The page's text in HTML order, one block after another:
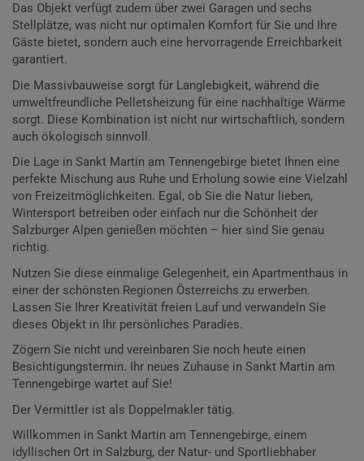
Das Objekt verfügt zudem über zwei Garagen und sechs
Stellplätze, was nicht nur optimalen Komfort für Sie und Ihre
Gäste bietet, sondern auch eine hervorragende Erreichbarkeit
garantiert.
Die Massivbauweise sorgt für Langlebigkeit, während die
umweltfreundliche Pelletsheizung für eine nachhaltige Wärme
sorgt. Diese Kombination ist nicht nur wirtschaftlich, sondern
auch ökologisch sinnvoll.
Die Lage in Sankt Martin am Tennengebirge bietet Ihnen eine
perfekte Mischung aus Ruhe und Erholung sowie eine Vielzahl
von Freizeitmöglichkeiten. Egal, ob Sie die Natur lieben,
Wintersport betreiben oder einfach nur die Schönheit der
Salzburger Alpen genießen möchten – hier sind Sie genau
richtig.
Nutzen Sie diese einmalige Gelegenheit, ein Apartmenthaus in
einer der schönsten Regionen Österreichs zu erwerben.
Lassen Sie Ihrer Kreativität freien Lauf und verwandeln Sie
dieses Objekt in Ihr persönliches Paradies.
Zögern Sie nicht und vereinbaren Sie noch heute einen
Besichtigungstermin. Ihr neues Zuhause in Sankt Martin am
Tennengebirge wartet auf Sie!
Der Vermittler ist als Doppelmakler tätig.
Willkommen in Sankt Martin am Tennengebirge, einem
idyllischen Ort in Salzburg, der Natur- und Sportliebhaber